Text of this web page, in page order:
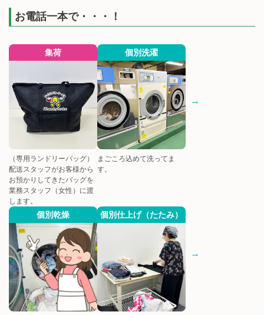
お電話一本で・・・！
集荷
（専用ランドリーバッグ）
配送スタッフがお客様から
お預かりしてきたバッグを
業務スタッフ（女性）に渡
します。
個別洗濯
まごころ込めて洗ってま
す。
個別乾燥 個別仕上げ（たたみ）